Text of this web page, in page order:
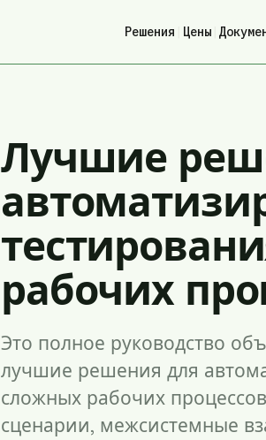
Решения Цены
Лучшие
рабочих
Это полное руководство
лучшие решения для
сложных рабочих
сценарии, межсистемные